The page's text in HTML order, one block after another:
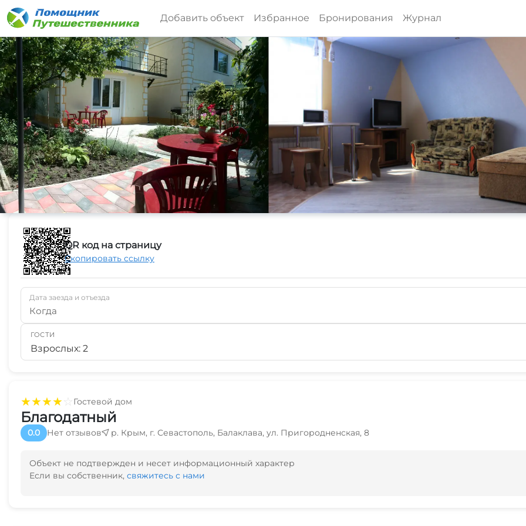
Добавить объект Избранное Бронирования Журнал
★★★★☆Гостевой дом
Благодатный
0.0 Нет отзывов р. Крым, г. Севастополь, Балаклава, ул. Пригородненская, 8
Объект не подтвержден и несет информационный характер
Если вы собственник, свяжитесь с нами
QR код на страницу
Скопировать ссылку
Дата заезда и отъезда
Когда
ГОСТИ
Взрослых: 2